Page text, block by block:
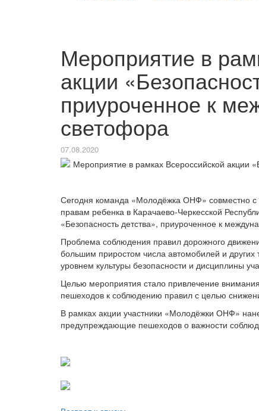
Мероприятие в
акции
приуроченное к
светофора
07.08.2020
Сегодня команда «Молодёжка ОНФ» совместно
правам ребенка в Карачаево-Черкесской
«Безопасность детства», приуроченное к
Проблема соблюдения правил дорожного
большим приростом числа автомобилей и других
уровнем культуры безопасности и дисциплины
Целью мероприятия стало привлечение
пешеходов к соблюдению правил с целью
В рамках акции участники «Молодёжки ОНФ»
предупреждающие пешеходов о важности